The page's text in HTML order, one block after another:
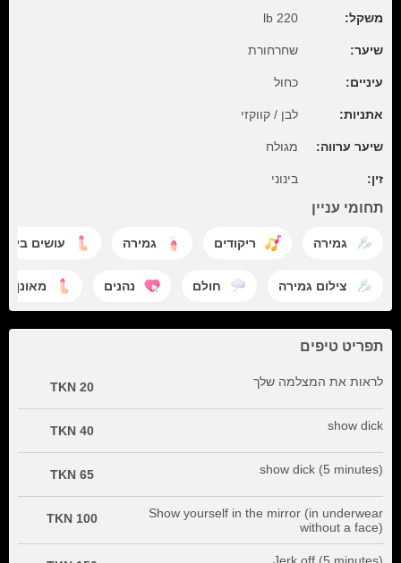
משקל: 220 lb
שיער: שחרחורת
עיניים: כחול
אתניות: לבן / קווקזי
שיער ערווה: מגולח
זין: בינוני
תחומי עניין
גמירה ריקודים גמירה עושים ביד
צילום גמירה חולם נהנים מאונן
תפריט טיפים
לראות את המצלמה שלך 20 TKN
show dick
40 TKN
show dick (5 minutes)
65 TKN
Show yourself in the mirror (in underwear
without a face)
100 TKN